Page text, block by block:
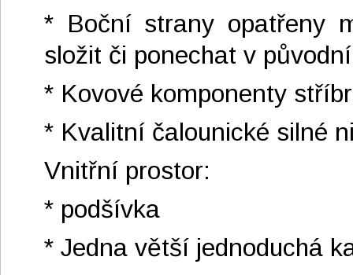
* Boční strany opatřeny
složit či ponechat v
* Kovové komponenty
* Kvalitní čalounické silné
Vnitřní prostor:
* podšívka
* Jedna větší jednoduchá